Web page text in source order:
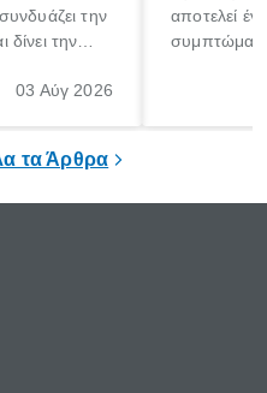
την
την
μέρες
03 Αύγ 2026
αποτελεί
τα Άρθρα